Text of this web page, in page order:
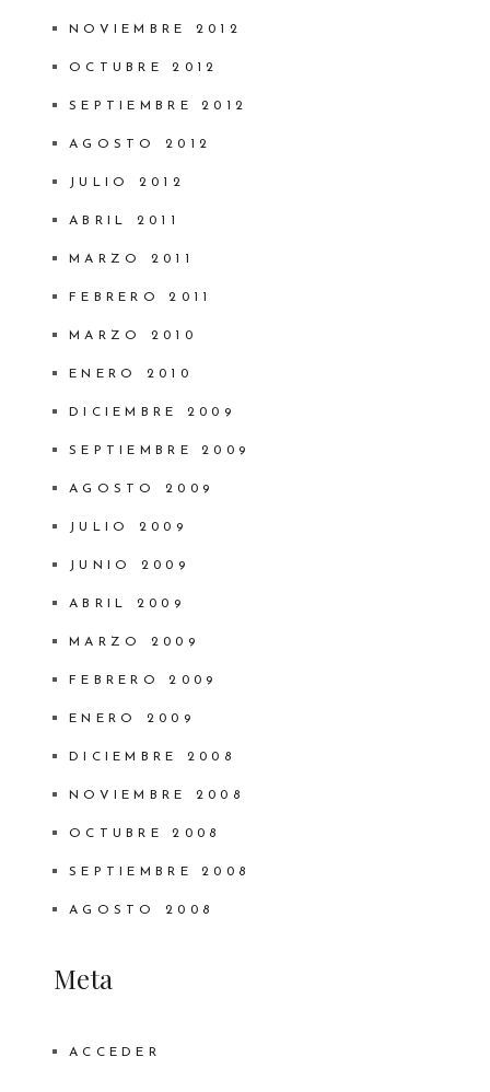
NOVIEMBRE 2012
OCTUBRE 2012
SEPTIEMBRE 2012
AGOSTO 2012
JULIO 2012
ABRIL 2011
MARZO 2011
FEBRERO 2011
MARZO 2010
ENERO 2010
DICIEMBRE 2009
SEPTIEMBRE 2009
AGOSTO 2009
JULIO 2009
JUNIO 2009
ABRIL 2009
MARZO 2009
FEBRERO 2009
ENERO 2009
DICIEMBRE 2008
NOVIEMBRE 2008
OCTUBRE 2008
SEPTIEMBRE 2008
AGOSTO 2008
Meta
ACCEDER